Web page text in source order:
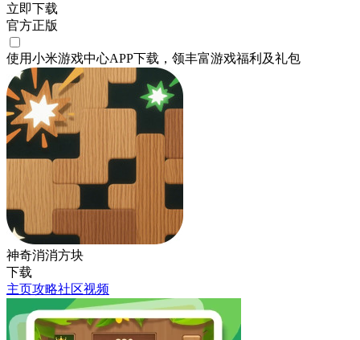
立即下载
官方正版
使用小米游戏中心APP下载 ，领丰富游戏福利 及礼包
神奇消消方块
下载
主页攻略社区视频